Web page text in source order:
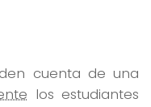
cuenta de una
los estudiantes